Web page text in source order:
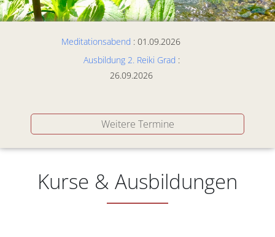
Meditationsabend : 01.09.2026
Ausbildung 2. Reiki Grad :
26.09.2026
Weitere Termine
Kurse & Ausbildungen